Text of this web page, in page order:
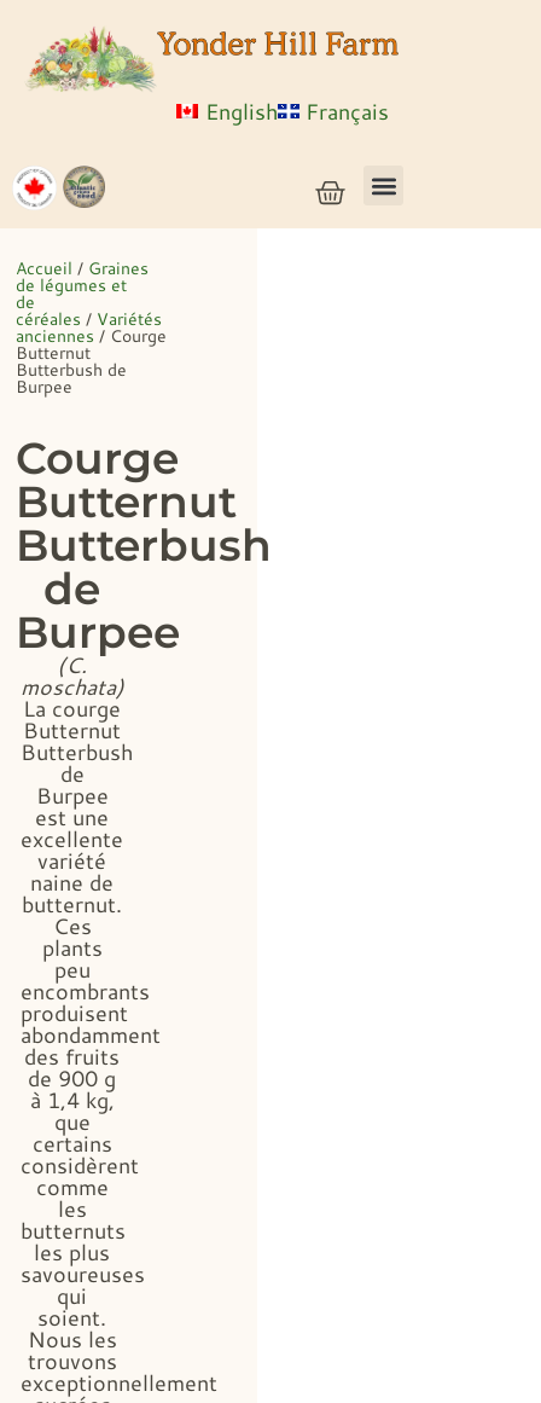
English Français
Accueil / Graines
de légumes et
de
céréales / Variétés
anciennes / Courge
Butternut
Butterbush de
Burpee
Courge
Butternut
Butterbush
de
Burpee
(C.
moschata)
La courge
Butternut
Butterbush
de
Burpee
est une
excellente
variété
naine de
butternut.
Ces
plants
peu
encombrants
produisent
abondamment
des fruits
de 900 g
à 1,4 kg,
que
certains
considèrent
comme
les
butternuts
les plus
savoureuses
qui
soient.
Nous les
trouvons
exceptionnellement